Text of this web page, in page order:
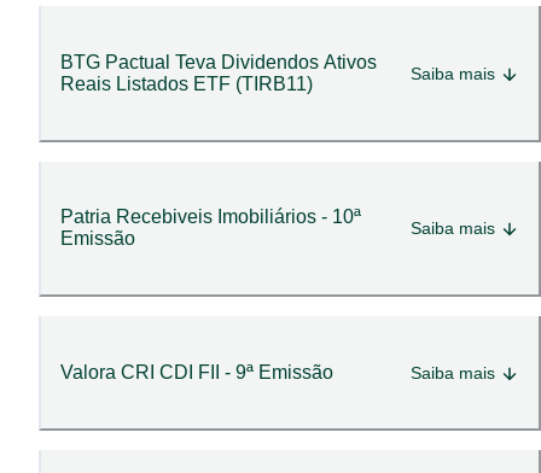
BTG Pactual Teva Dividendos Ativos
Reais Listados ETF (TIRB11)
Saiba mais
Patria Recebiveis Imobiliários - 10ª
Emissão
Saiba mais
Valora CRI CDI FII - 9ª Emissão Saiba mais